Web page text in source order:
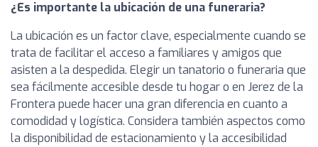
¿Es importante la ubicación de una funeraria?
La ubicación es un factor clave, especialmente cuando se
trata de facilitar el acceso a familiares y amigos que
asisten a la despedida. Elegir un tanatorio o funeraria que
sea fácilmente accesible desde tu hogar o en Jerez de la
Frontera puede hacer una gran diferencia en cuanto a
comodidad y logística. Considera también aspectos como
la disponibilidad de estacionamiento y la accesibilidad